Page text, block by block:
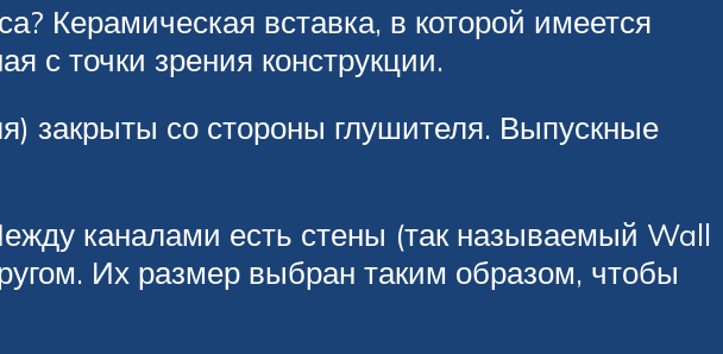
Керамическая вставка, в которой имеется
с точки зрения конструкции.
закрыты со стороны глушителя. Выпускные
каналами есть стены (так называемый Wall
Их размер выбран таким образом, чтобы